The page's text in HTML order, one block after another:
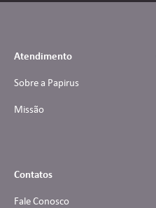
Atendimento
Sobre a Papirus
Missão
Contatos
Fale Conosco